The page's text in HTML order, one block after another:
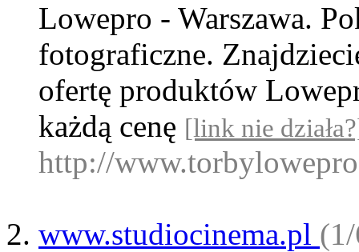
Lowepro - Warszawa.
fotograficzne.
ofertę produktów
każdą cenę [link nie
http://
www.studiocinema.pl